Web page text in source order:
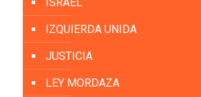
IZQUIERDA UNIDA
JUSTICIA
LEY MORDAZA